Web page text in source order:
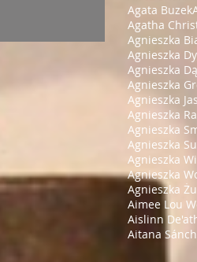
Agata Buzek
Agatha
Agnieszka
Agnieszka
Agnieszka
Agnieszka
Agnieszka
Agnieszka
Agnieszka
Agnieszka
Agnieszka
Agnieszka
Agnieszka
Aimee Lou
Aislinn
Aitana